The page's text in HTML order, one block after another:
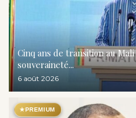
Cinq ans de transition au
souveraineté...
6 août 2026
★PREMIUM